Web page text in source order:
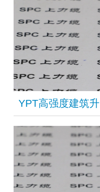
YPT高强度建筑